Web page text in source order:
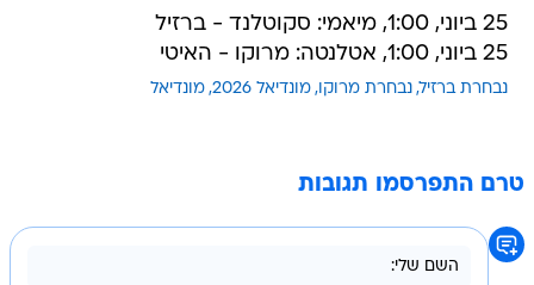
25 ביוני, 1:00, מיאמי: סקוטלנד - ברזיל
25 ביוני, 1:00, אטלנטה: מרוקו - האיטי
נבחרת ברזיל נבחרת מרוקו מונדיאל 2026 מונדיאל
טרם התפרסמו תגובות